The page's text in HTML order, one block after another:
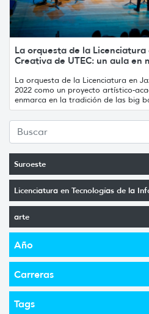
Suroeste
Licenciatura en Tecnologías de la
arte
Año
Carreras
Tags
La orquesta de la Licenciatura
Creativa de UTEC: un aula en
La orquesta de la Licenciatura en
2022 como un proyecto artístico-
enmarca en la tradición de las big